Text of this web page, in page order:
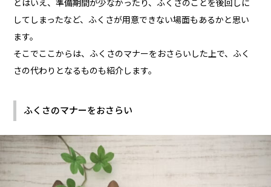
とはいえ、準備期間が少なかったり、ふくさのことを後回しに
してしまったなど、ふくさが用意できない場面もあるかと思い
ます。
そこでここからは、ふくさのマナーをおさらいした上で、ふく
さの代わりとなるものも紹介します。
ふくさのマナーをおさらい